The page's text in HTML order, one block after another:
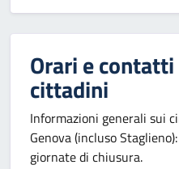
Orari e
cittadini
Informazioni generali sui
Genova (incluso
giornate di chiusura.